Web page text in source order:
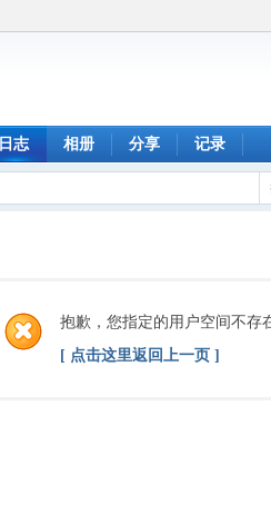
日志 相册 分享 记录
抱歉，您指定的用户空间不存
[ 点击这里返回上一页 ]